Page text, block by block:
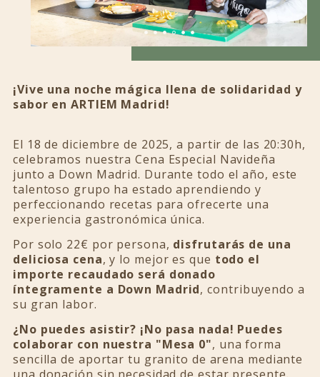
¡Vive una noche mágica llena de solidaridad y
sabor en ARTIEM Madrid!
El 18 de diciembre de 2025, a partir de las 20:30h,
celebramos nuestra Cena Especial Navideña
junto a Down Madrid. Durante todo el año, este
talentoso grupo ha estado aprendiendo y
perfeccionando recetas para ofrecerte una
experiencia gastronómica única.
Por solo 22€ por persona, disfrutarás de una
deliciosa cena, y lo mejor es que todo el
importe recaudado será donado
íntegramente a Down Madrid, contribuyendo a
su gran labor.
¿No puedes asistir? ¡No pasa nada! Puedes
colaborar con nuestra "Mesa 0", una forma
sencilla de aportar tu granito de arena mediante